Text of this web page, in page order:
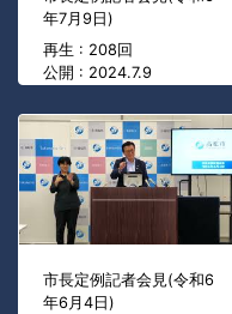
年7月9日)
再生 : 208回
公開 : 2024.7.9
市長定例記者会見(令和6
年6月4日)